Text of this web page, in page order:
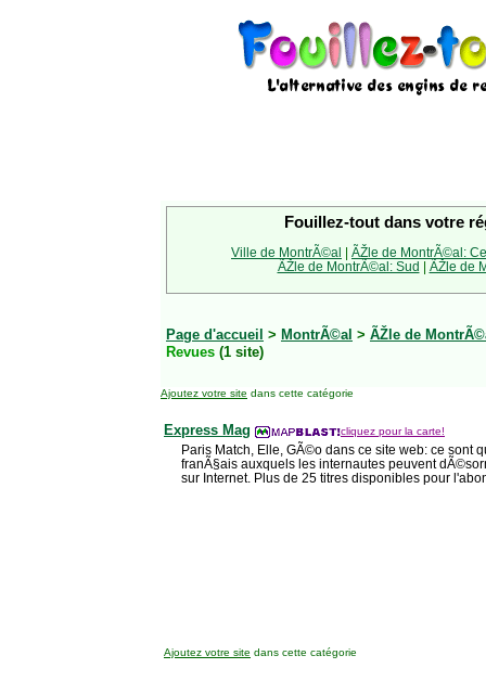
Fouillez-tout dans votre
Ville de MontrÃ©al | ÃŽle de MontrÃ©al:
ÃŽle de MontrÃ©al: Sud | ÃŽle de
Page d'accueil > MontrÃ©al > ÃŽle de
Revues (1 site)
Ajoutez votre site dans cette catégorie
Express Mag cliquez pour la carte!
Paris Match, Elle, GÃ©o dans ce site web: ce sont
franÃ§ais auxquels les internautes peuvent
sur Internet. Plus de 25 titres disponibles pour
Ajoutez votre site dans cette catégorie